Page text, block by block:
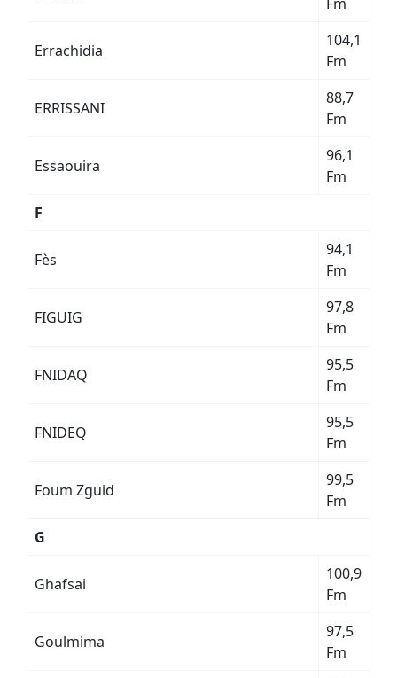
Errachidia
104,1
Fm
ERRISSANI
88,7
Fm
Essaouira
96,1
Fm
F
Fès
94,1
Fm
FIGUIG
97,8
Fm
FNIDAQ
95,5
Fm
FNIDEQ
95,5
Fm
Foum Zguid
99,5
Fm
G
Ghafsai
100,9
Fm
Goulmima
97,5
Fm